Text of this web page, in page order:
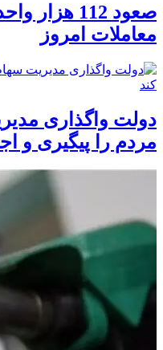
صعود 112
معاملات امروز
دولت واگذاری
مردم را پیگیری و